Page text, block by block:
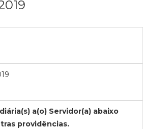
diária(s) a(o) Servidor(a) abaixo
providências.